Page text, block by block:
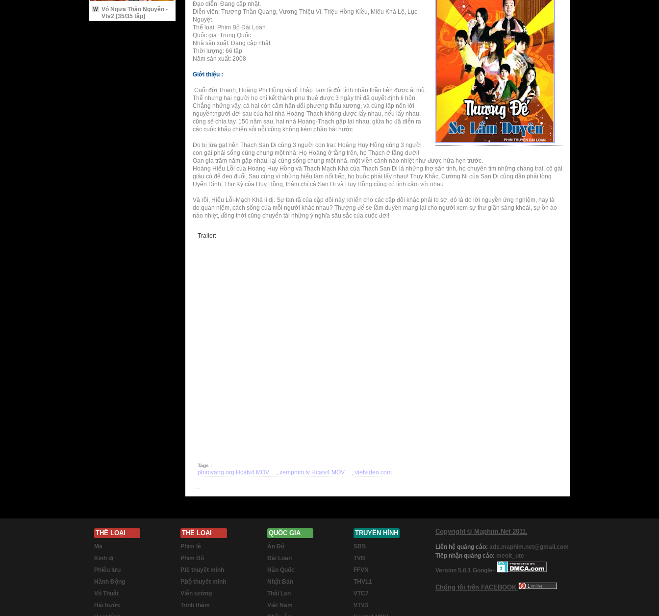
W
Vó Ngựa Thảo Nguyên -
Vtv2 [35/35 tập]
Đạo diễn: Đang cập nhật.
Diễn viên: Trương Thần Quang, Vương Thiệu Vĩ, Triệu Hồng Kiều, Miêu Khả Lệ, Lục
Nguyệt
Thể loại: Phim Bộ Đài Loan
Quốc gia: Trung Quốc
Nhà sản xuất: Đang cập nhật.
Thời lượng: 66 tập
Năm sản xuất: 2008
Giới thiệu :
Cuối đời Thanh, Hoàng Phi Hồng và dì Thập Tam là đôi tình nhân thần tiên được ái mộ.
Thế nhưng hai người họ chỉ kết thành phu thuê được 3 ngày thì đã quyết định li hôn.
Chẳng những vậy, cả hai còn căm hận đối phương thấu xương, và cùng lập nên lời
nguyền:người đời sau của hai nhà Hoàng-Thạch không được lấy nhau, nếu lấy nhau,
cũng sẽ chia tay. 150 năm sau, hai nhà Hoàng-Thạch gặp lại nhau, giữa họ đã diễn ra
các cuộc khẩu chiến sôi nỗi cũng không kém phần hài hước.
Do bị lừa gạt nên Thạch San Di cùng 3 người con trai: Hoàng Huy Hồng cùng 3 người
con gái phải sống cùng chung một nhà: Họ Hoàng ở tầng trên, họ Thạch ở tầng dưới!
Oan gia trăm năm gặp nhau, lại cùng sống chung một nhà, một viễn cảnh náo nhiệt như được hứa hẹn trước.
Hoàng Hiểu Lỗi của Hoàng Huy Hồng và Thạch Mạch Khả của Thạch San Di là những thợ săn tình, họ chuyên tìm những chàng trai, cô gái
giàu có để đeo đuổi. Sau cùng vì những hiểu làm nối tiếp, họ buộc phải lấy nhau! Thụy Khắc, Cường Ni của San Di cũng dần phải lòng
Uyển Đình, Thư Kỳ của Huy Hồng, thậm chí cả San Di và Huy Hồng cũng có tình cảm với nhau.
Và rồi, Hiểu Lỗi-Mạch Khả li dị. Sự tan rã của cặp đôi này, khiến cho các cặp đôi khác phải lo sợ, đó là do lời nguyền ứng nghiệm, hay là
do quan niệm, cách sống của mỗi người khác nhau? Thượng đế se lầm duyên mang lại cho người xem sự thư giãn sảng khoái, sự ồn ào
náo nhiệt, đồng thời cũng chuyển tải những ý nghĩa sâu sắc của cuộc đời!
Trailer:
Tags :
phimvang.org Hcatv4 MOV , xemphim.tv Hcatv4 MOV , vietvideo.com
THỂ LOẠI
Ma
Kinh dị
Phiêu lưu
Hành Động
Võ Thuật
Hài hước
THỂ LOẠI
Phim lẻ
Phim Bộ
P.lẻ thuyết minh
P.bộ thuyết minh
Viễn tưởng
Trinh thám
QUỐC GIA
Ấn Độ
Đài Loan
Hàn Quốc
Nhật Bản
Thái Lan
Việt Nam
TRUYỀN HÌNH
SBS
TVB
FFVN
THVL1
VTC7
VTV3
Copyright © Maphim.Net 2011.
Liên hệ quảng cáo: ads.maphim.net@gmail.com
Tiếp nhận quảng cáo: meoit_ute
Version 5.0.1 Google+
Chúng tôi trên FACEBOOK